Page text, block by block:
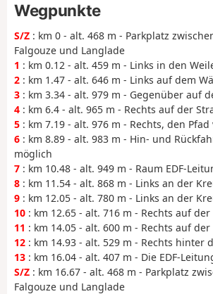
Wegpunkte
S/Z : km 0 - alt. 468 m - Parkplatz
Falgouze und Langlade
1 : km 0.12 - alt. 459 m - Links in den
2 : km 1.47 - alt. 646 m - Links auf dem
3 : km 3.34 - alt. 979 m - Gegenüber auf
4 : km 6.4 - alt. 965 m - Rechts auf der
5 : km 7.19 - alt. 976 m - Rechts, den Pfad
6 : km 8.89 - alt. 983 m - Hin- und
möglich
7 : km 10.48 - alt. 949 m - Raum EDF-
8 : km 11.54 - alt. 868 m - Links an der
9 : km 12.05 - alt. 780 m - Links an der
10 : km 12.65 - alt. 716 m - Rechts auf der
11 : km 14.05 - alt. 600 m - Rechts auf der
12 : km 14.93 - alt. 529 m - Rechts hinter
13 : km 16.04 - alt. 407 m - Die EDF-
S/Z : km 16.67 - alt. 468 m - Parkplatz
Falgouze und Langlade